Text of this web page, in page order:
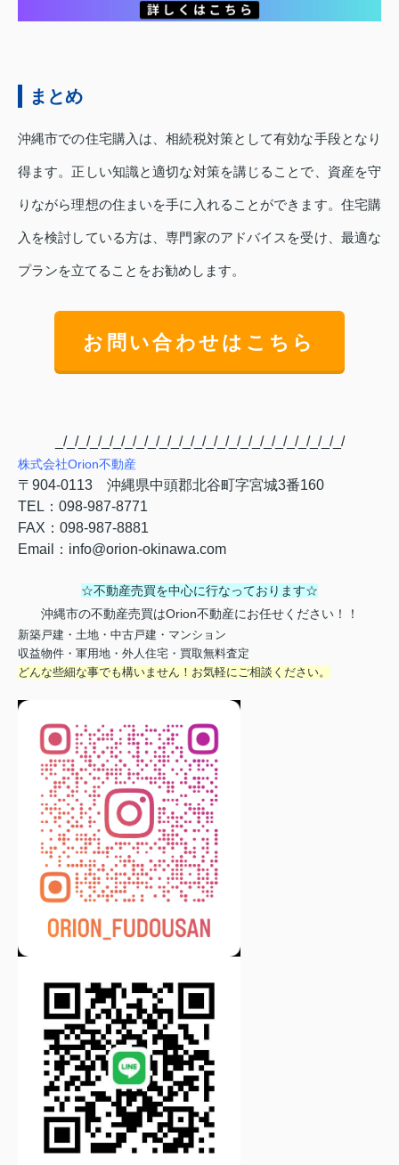
まとめ
沖縄市での住宅購入は、相続税対策として有効な手段となり
得ます。正しい知識と適切な対策を講じることで、資産を守
りながら理想の住まいを手に入れることができます。住宅購
入を検討している方は、専門家のアドバイスを受け、最適な
プランを立てることをお勧めします。
お問い合わせはこちら
_/_/_/_/_/_/_/_/_/_/_/_/_/_/_/_/_/_/_/_/_/_/_/_/_/
株式会社Orion不動産
〒 904-0113 沖縄県中頭郡北谷町字宮城3番160
TEL ： 098-987-8771
FAX ： 098-987-8881
Email
： info@orion-okinawa.com
☆不動産売買を中心に行なっております☆
沖縄市の不動産売買はOrion不動産にお任せください！！
新築戸建・土地・中古戸建・マンション
収益物件・軍用地・外人住宅・買取無料査定
どんな些細な事でも構いません！お気軽にご相談ください。